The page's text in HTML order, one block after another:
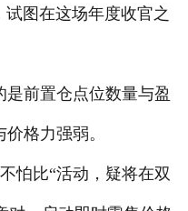
图在这场年度收官之
前置仓点位数量与盈
格力强弱。
比“活动，疑将在双